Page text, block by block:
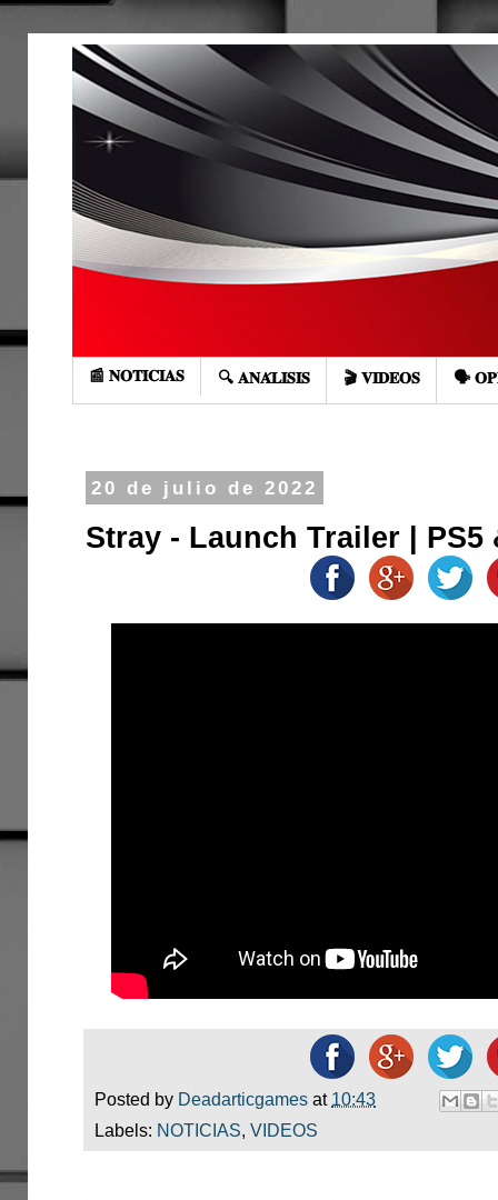
📰 𝐍𝐎𝐓𝐈𝐂𝐈𝐀𝐒 🔍 𝐀𝐍𝐀́𝐋𝐈𝐒𝐈𝐒 🎬 𝐕𝐈𝐃𝐄𝐎𝐒 🗣️
20 de julio de 2022
Stray - Launch Trailer | PS5
Posted by Deadarticgames at 10:43
Labels: NOTICIAS, VIDEOS